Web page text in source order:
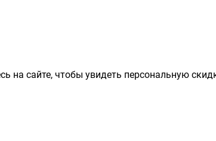
на сайте, чтобы увидеть персональную